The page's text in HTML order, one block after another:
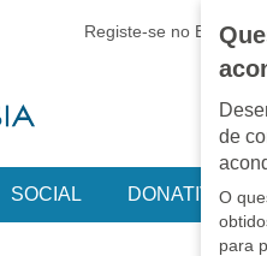
de
O
para
Registe-se no BA
SOCIAL DONATIVOS